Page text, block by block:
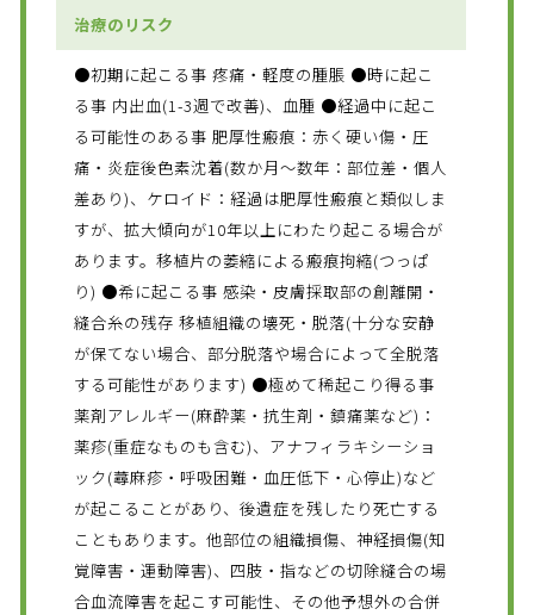
治療のリスク
●初期に起こる事 疼痛・軽度の腫脹 ●時に起こ
る事 内出血(1-3週で改善)、血腫 ●経過中に起こ
る可能性のある事 肥厚性瘢痕：赤く硬い傷・圧
痛・炎症後色素沈着(数か月～数年：部位差・個人
差あり)、ケロイド：経過は肥厚性瘢痕と類似しま
すが、拡大傾向が10年以上にわたり起こる場合が
あります。移植片の萎縮による瘢痕拘縮(つっぱ
り) ●希に起こる事 感染・皮膚採取部の創離開・
縫合糸の残存 移植組織の壊死・脱落(十分な安静
が保てない場合、部分脱落や場合によって全脱落
する可能性があります) ●極めて稀起こり得る事
薬剤アレルギー(麻酔薬・抗生剤・鎮痛薬など)：
薬疹(重症なものも含む)、アナフィラキシーショ
ック(蕁麻疹・呼吸困難・血圧低下・心停止)など
が起こることがあり、後遺症を残したり死亡する
こともあります。他部位の組織損傷、神経損傷(知
覚障害・運動障害)、四肢・指などの切除縫合の場
合血流障害を起こす可能性、その他予想外の合併